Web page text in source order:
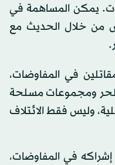
يمكن المساهمة في
من خلال الحديث مع
في المفاوضات،
ومجموعات مسلحة
وليس فقط الائتلاف
في المفاوضات،